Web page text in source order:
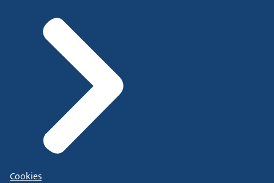
Cookies